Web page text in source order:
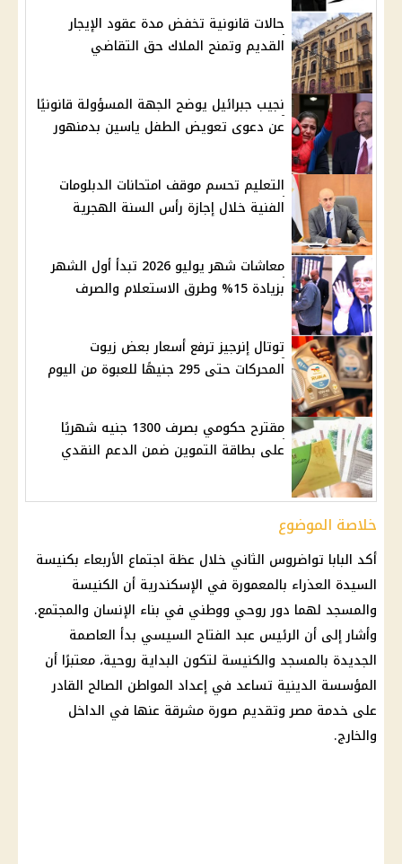
حالات قانونية تخفض مدة عقود الإيجار
القديم وتمنح الملاك حق التقاضي
نجيب جبرائيل يوضح الجهة المسؤولة قانونيًا
عن دعوى تعويض الطفل ياسين بدمنهور
التعليم تحسم موقف امتحانات الدبلومات
الفنية خلال إجازة رأس السنة الهجرية
معاشات شهر يوليو 2026 تبدأ أول الشهر
بزيادة 15% وطرق الاستعلام والصرف
توتال إنرجيز ترفع أسعار بعض زيوت
المحركات حتى 295 جنيهًا للعبوة من اليوم
مقترح حكومي بصرف 1300 جنيه شهريًا
على بطاقة التموين ضمن الدعم النقدي
خلاصة الموضوع
أكد البابا تواضروس الثاني خلال عظة اجتماع الأربعاء بكنيسة
السيدة العذراء بالمعمورة في الإسكندرية أن الكنيسة
والمسجد لهما دور روحي ووطني في بناء الإنسان والمجتمع.
وأشار إلى أن الرئيس عبد الفتاح السيسي بدأ العاصمة
الجديدة بالمسجد والكنيسة لتكون البداية روحية، معتبرًا أن
المؤسسة الدينية تساعد في إعداد المواطن الصالح القادر
على خدمة مصر وتقديم صورة مشرقة عنها في الداخل
والخارج.